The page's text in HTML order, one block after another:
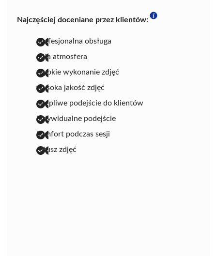
Najczęściej doceniane przez klientów:
profesjonalna obsługa
miła atmosfera
szybkie wykonanie zdjęć
wysoka jakość zdjęć
cierpliwe podejście do klientów
indywidualne podejście
komfort podczas sesji
retusz zdjęć